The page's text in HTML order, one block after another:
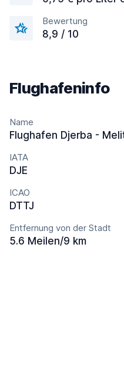
Bewertung
8,9 / 10
Flughafeninfo
Name
Flughafen Djerba -
IATA
DJE
ICAO
DTTJ
Entfernung von der Stadt
5.6 Meilen/9 km